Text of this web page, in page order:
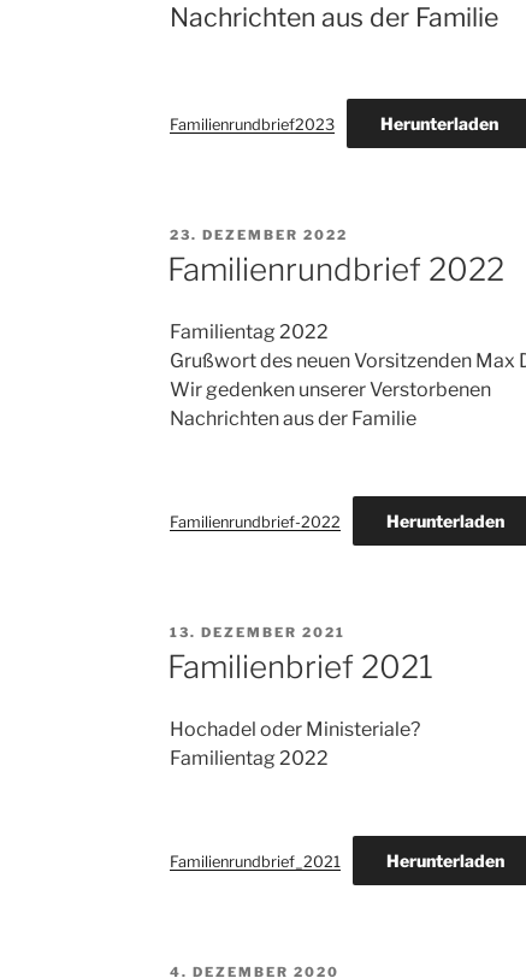
Nachrichten aus der Familie
Familienrundbrief2023 Herunterladen
VERÖFFENTLICHT
AM
23. DEZEMBER 2022
Familienrundbrief 2022
Familientag 2022
Grußwort des neuen Vorsitzenden Max
Wir gedenken unserer Verstorbenen
Nachrichten aus der Familie
Familienrundbrief-2022 Herunterladen
VERÖFFENTLICHT
AM
13. DEZEMBER 2021
Familienbrief 2021
Hochadel oder Ministeriale?
Familientag 2022
Familienrundbrief_2021 Herunterladen
VERÖFFENTLICHT
4. DEZEMBER 2020